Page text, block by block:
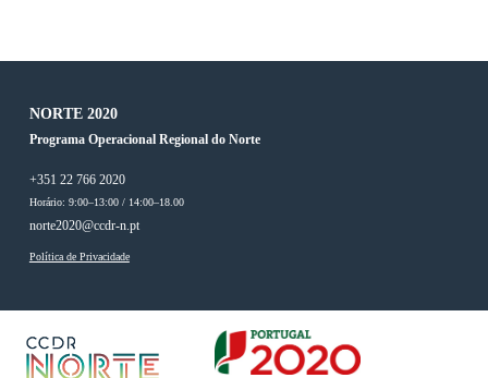
NORTE 2020
Programa Operacional Regional do Norte
+351 22 766 2020
Horário: 9:00–13:00 / 14:00–18.00
norte2020@ccdr-n.pt
Política de Privacidade